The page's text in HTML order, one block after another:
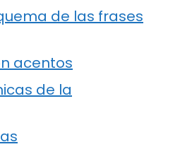
de las frases
acentos
de la